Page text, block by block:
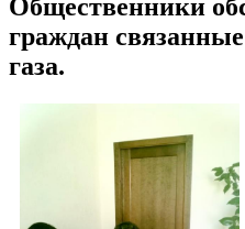
Общественники
граждан
газа.